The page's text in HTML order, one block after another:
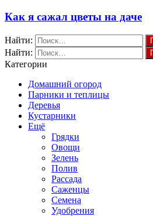
Как я сажал цветы на даче
Найти:
Найти:
Категории
Домашний огород
Парники и теплицы
Деревья
Кустарники
Ещё
Грядки
Овощи
Зелень
Полив
Рассада
Саженцы
Семена
Удобрения